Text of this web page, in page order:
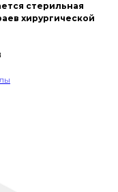
стерильная
хирургической